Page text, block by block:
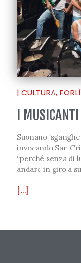
| CULTURA,
I
Suonano
invocando San
“perché senza di
andare in giro a
[...]